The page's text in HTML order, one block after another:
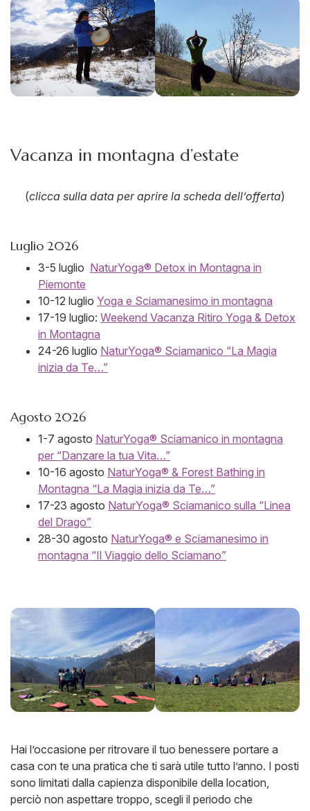
Vacanza in montagna d’estate
(clicca sulla data per aprire la scheda dell’offerta)
Luglio 2026
3-5 luglio NaturYoga® Detox in Montagna in
Piemonte
10-12 luglio Yoga e Sciamanesimo in montagna
17-19 luglio: Weekend Vacanza Ritiro Yoga & Detox
in Montagna
24-26 luglio NaturYoga® Sciamanico “La Magia
inizia da Te…”
Agosto 2026
1-7 agosto NaturYoga® Sciamanico in montagna
per “Danzare la tua Vita…”
10-16 agosto NaturYoga® & Forest Bathing in
Montagna “La Magia inizia da Te…”
17-23 agosto NaturYoga® Sciamanico sulla “Linea
del Drago”
28-30 agosto NaturYoga® e Sciamanesimo in
montagna “Il Viaggio dello Sciamano”
Hai l’occasione per ritrovare il tuo benessere portare a
casa con te una pratica che ti sarà utile tutto l’anno. I posti
sono limitati dalla capienza disponibile della location,
perciò non aspettare troppo, scegli il periodo che